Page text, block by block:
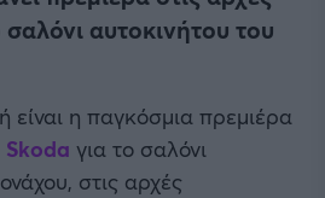
αυτοκινήτου του
είναι η παγκόσμια πρεμιέρα
Skoda για το σαλόνι
στις αρχές